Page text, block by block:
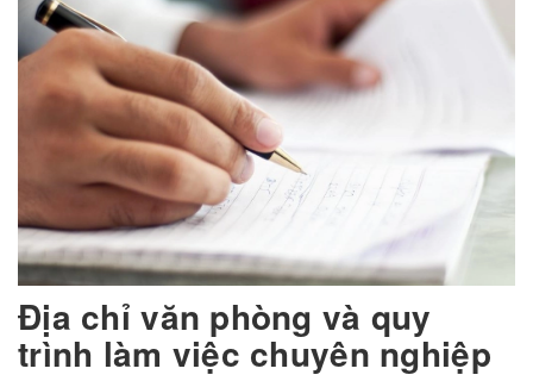
Địa chỉ văn phòng và quy
trình làm việc chuyên nghiệp